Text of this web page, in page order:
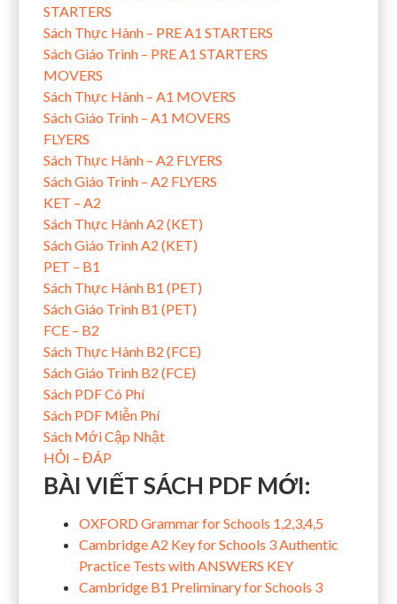
STARTERS
Sách Thực Hành – PRE A1 STARTERS
Sách Giáo Trình – PRE A1 STARTERS
MOVERS
Sách Thực Hành – A1 MOVERS
Sách Giáo Trình – A1 MOVERS
FLYERS
Sách Thực Hành – A2 FLYERS
Sách Giáo Trình – A2 FLYERS
KET – A2
Sách Thực Hành A2 (KET)
Sách Giáo Trình A2 (KET)
PET – B1
Sách Thực Hành B1 (PET)
Sách Giáo Trình B1 (PET)
FCE – B2
Sách Thực Hành B2 (FCE)
Sách Giáo Trình B2 (FCE)
Sách PDF Có Phí
Sách PDF Miễn Phí
Sách Mới Cập Nhật
HỎI – ĐÁP
BÀI VIẾT SÁCH PDF MỚI:
OXFORD Grammar for Schools 1,2,3,4,5
Cambridge A2 Key for Schools 3 Authentic
Practice Tests with ANSWERS KEY
Cambridge B1 Preliminary for Schools 3